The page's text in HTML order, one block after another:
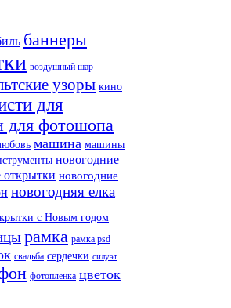
баннеры
воздушный шар
узоры кино
для
для фотошопа
машина машины
новогодние
открытки новогодние
новогодняя елка
с Новым годом
рамка рамка psd
свадьба сердечки силуэт
фотопленка цветок